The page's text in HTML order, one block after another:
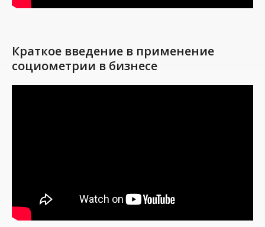
Краткое введение в применение
социометрии в бизнесе